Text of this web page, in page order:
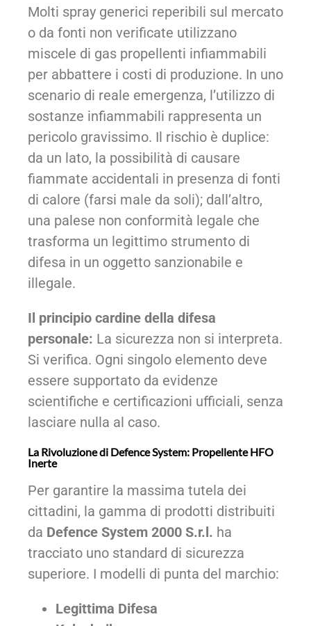
Molti spray generici reperibili sul mercato
o da fonti non verificate utilizzano
miscele di gas propellenti infiammabili
per abbattere i costi di produzione. In uno
scenario di reale emergenza, l’utilizzo di
sostanze infiammabili rappresenta un
pericolo gravissimo. Il rischio è duplice:
da un lato, la possibilità di causare
fiammate accidentali in presenza di fonti
di calore (farsi male da soli); dall’altro,
una palese non conformità legale che
trasforma un legittimo strumento di
difesa in un oggetto sanzionabile e
illegale.
Il principio cardine della difesa
personale: La sicurezza non si interpreta.
Si verifica. Ogni singolo elemento deve
essere supportato da evidenze
scientifiche e certificazioni ufficiali, senza
lasciare nulla al caso.
La Rivoluzione di Defence System: Propellente HFO
Inerte
Per garantire la massima tutela dei
cittadini, la gamma di prodotti distribuiti
da Defence System 2000 S.r.l. ha
tracciato uno standard di sicurezza
superiore. I modelli di punta del marchio:
Legittima Difesa